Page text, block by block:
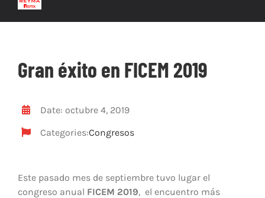
Gran éxito en FICEM 2019
Date: octubre 4, 2019
Categories:Congresos
Este pasado mes de septiembre tuvo lugar el
congreso anual FICEM 2019, el encuentro más